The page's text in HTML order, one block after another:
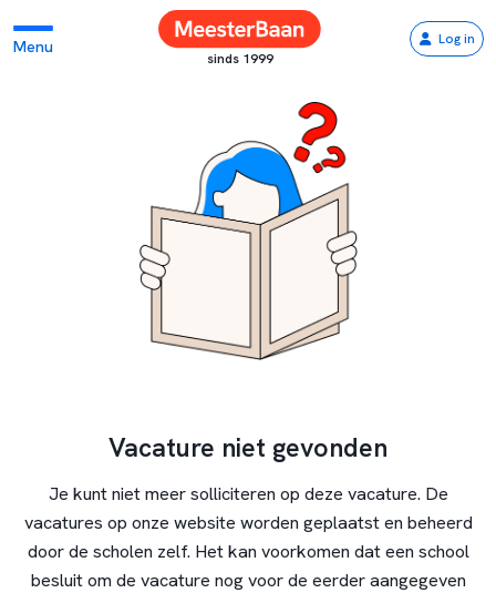
Menu
sinds 1999
Log in
Vacature niet gevonden
Je kunt niet meer solliciteren op deze vacature. De
vacatures op onze website worden geplaatst en beheerd
door de scholen zelf. Het kan voorkomen dat een school
besluit om de vacature nog voor de eerder aangegeven